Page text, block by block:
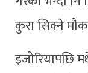
कुरा सिक्ने
इजोरियापछि